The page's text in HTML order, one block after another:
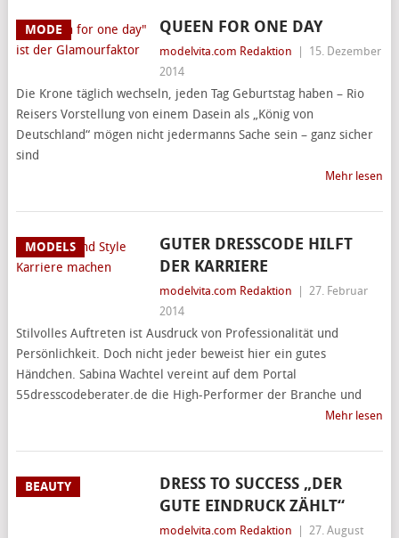
MODE QUEEN FOR ONE DAY
modelvita.com Redaktion
15. Dezember
2014
Die Krone täglich wechseln, jeden Tag Geburtstag haben – Rio
Reisers Vorstellung von einem Dasein als „König von
Deutschland“ mögen nicht jedermanns Sache sein – ganz sicher
sind
Mehr lesen
MODELS
GUTER DRESSCODE HILFT
DER KARRIERE
modelvita.com Redaktion
27. Februar
2014
Stilvolles Auftreten ist Ausdruck von Professionalität und
Persönlichkeit. Doch nicht jeder beweist hier ein gutes
Händchen. Sabina Wachtel vereint auf dem Portal
55dresscodeberater.de die High-Performer der Branche und
Mehr lesen
BEAUTY
DRESS TO SUCCESS „DER
GUTE EINDRUCK ZÄHLT“
modelvita.com Redaktion
27. August